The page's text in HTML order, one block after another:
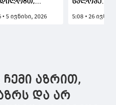
და
• 5 ივნისი, 2026
სალომე
საერთოდ
5:08 • 26
ჩემი აზრით,
და არ